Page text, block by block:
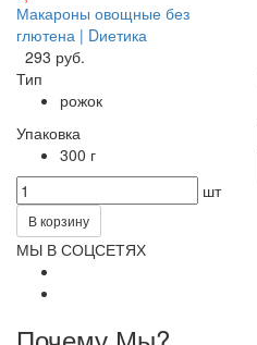
Макароны овощные без
глютена | Dиетика
293 руб.
Тип
рожок
Упаковка
300 г
шт
В корзину
МЫ В СОЦСЕТЯХ